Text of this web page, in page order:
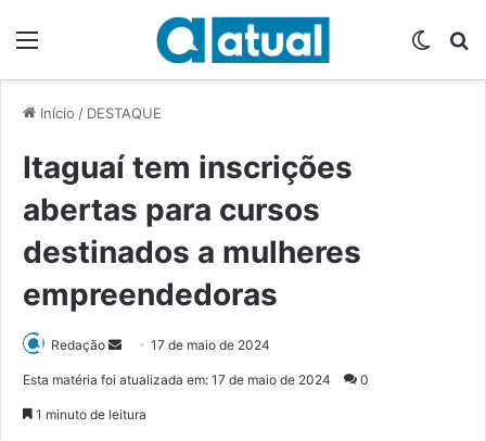
Início / DESTAQUE
Itaguaí tem inscrições
abertas para cursos
destinados a mulheres
empreendedoras
Redação
d
17 de maio de 2024
Esta matéria foi atualizada em: 17 de maio de 2024 0
1 minuto de leitura